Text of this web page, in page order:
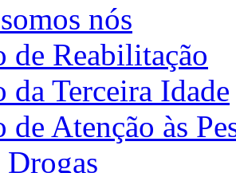
nós
de Reabilitação
da Terceira Idade
de Atenção às
Drogas